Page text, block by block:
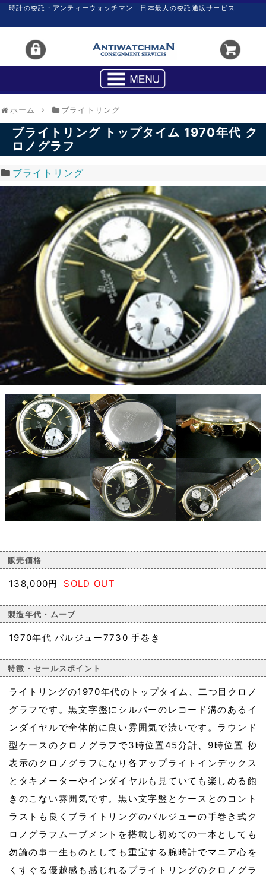
時計の委託・アンティーウォッチマン 日本最大の委託通販サービス
ホーム ブライトリング
ブライトリング トップタイム 1970年代 ク
ロノグラフ
ブライトリング
販売価格
138,000円 SOLD OUT
製造年代・ムーブ
1970年代 バルジュー7730 手巻き
特徴・セールスポイント
ライトリングの1970年代のトップタイム、二つ目クロノ
グラフです。黒文字盤にシルバーのレコード溝のあるイ
ンダイヤルで全体的に良い雰囲気で渋いです。ラウンド
型ケースのクロノグラフで3時位置45分計、9時位置 秒
表示のクロノグラフになり各アップライトインデックス
とタキメーターやインダイヤルも見ていても楽しめる飽
きのこない雰囲気です。黒い文字盤とケースとのコント
ラストも良くブライトリングのバルジューの手巻き式ク
ロノグラフムーブメントを搭載し初めての一本としても
勿論の事一生ものとしても重宝する腕時計でマニア心を
くすぐる優越感も感じれるブライトリングのクロノグラ